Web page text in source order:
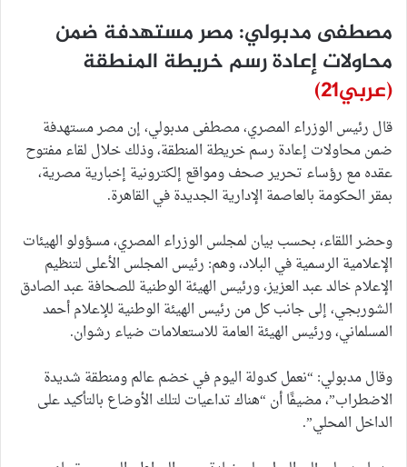
مصطفى مدبولي: مصر مستهدفة ضمن
محاولات إعادة رسم خريطة المنطقة
(عربي21)
قال رئيس الوزراء المصري، مصطفى مدبولي، إن مصر مستهدفة
ضمن محاولات إعادة رسم خريطة المنطقة، وذلك خلال لقاء مفتوح
عقده مع رؤساء تحرير صحف ومواقع إلكترونية إخبارية مصرية،
بمقر الحكومة بالعاصمة الإدارية الجديدة في القاهرة.
وحضر اللقاء، بحسب بيان لمجلس الوزراء المصري، مسؤولو الهيئات
الإعلامية الرسمية في البلاد، وهم: رئيس المجلس الأعلى لتنظيم
الإعلام خالد عبد العزيز، ورئيس الهيئة الوطنية للصحافة عبد الصادق
الشوربجي، إلى جانب كل من رئيس الهيئة الوطنية للإعلام أحمد
المسلماني، ورئيس الهيئة العامة للاستعلامات ضياء رشوان.
وقال مدبولي: “نعمل كدولة اليوم في خضم عالم ومنطقة شديدة
الاضطراب”، مضيفًا أن “هناك تداعيات لتلك الأوضاع بالتأكيد على
الداخل المحلي”.